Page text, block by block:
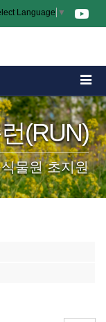
Language ▼
(RUN)
물원 초지원